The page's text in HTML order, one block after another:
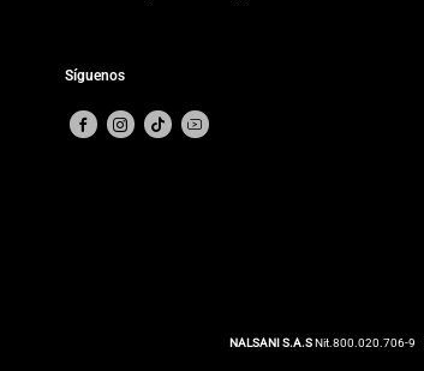
Síguenos
NALSANI S.A.SNit.800.020.706-9